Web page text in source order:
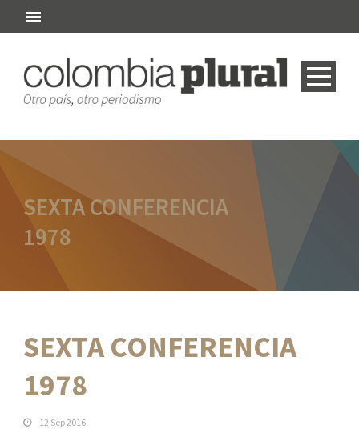
SEXTA CONFERENCIA
1978
SEXTA CONFERENCIA
1978
12 Sep 2016